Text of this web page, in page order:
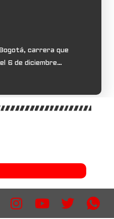
carrera que
6 de diciembre…